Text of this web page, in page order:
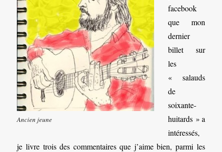
Ancien jeune
facebook
que mon
dernier
billet sur
les
« salauds
de
soixante-
huitards » a
intéressés,
je livre trois des commentaires que j’aime bien, parmi les